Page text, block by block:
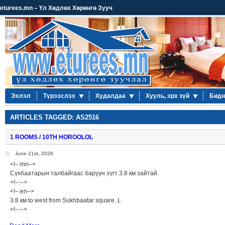
eturees.mn – Үл Хөдлөх Хөрөнгө Зууч
Эхлэл Түрээслэх Худалдаа Хууль, эрх зүй
ARTICLES TAGGED: AS2516
1 ROOMS / 10TH HOROOLOL
June 21st, 2026
<!–:mn–>
Сүхбаатарын талбайгаас баруун зүгт 3.8 км зайтай.
<!–:–>
<!–:en–>
3.8 км to west from Sukhbaatar square. L
<!–:–>